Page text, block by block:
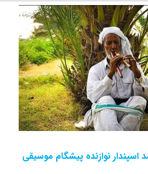
نوازنده پیشگام موسیقی